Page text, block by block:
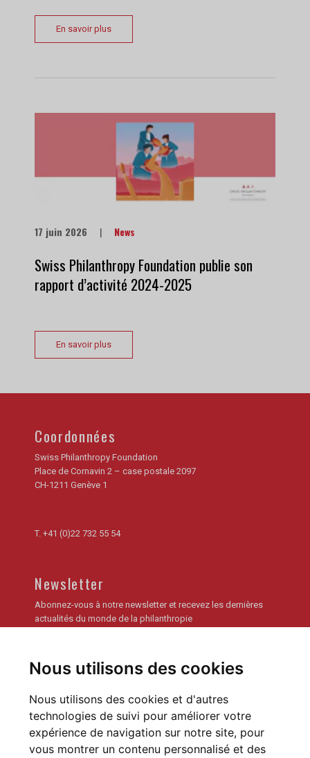
Nous utilisons des cookies
Nous utilisons des cookies et d'autres
technologies de suivi pour améliorer votre
expérience de navigation sur notre site, pour
vous montrer un contenu personnalisé et des
En savoir plus
17 juin 2026 | News
Swiss Philanthropy Foundation publie son
rapport d’activité 2024-2025
En savoir plus
Coordonnées
Swiss Philanthropy Foundation
Place de Cornavin 2 – case postale 2097
CH-1211 Genève 1
T. +41 (0)22 732 55 54
Newsletter
Abonnez-vous à notre newsletter et recevez les dernières
actualités du monde de la philanthropie